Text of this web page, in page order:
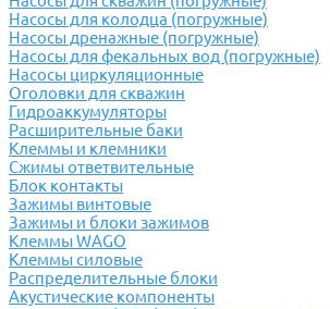
Насосы для колодца (погружные)
Насосы дренажные (погружные)
Насосы для фекальных вод (погружные)
Насосы циркуляционные
Оголовки для скважин
Гидроаккумуляторы
Расширительные баки
Клеммы и клемники
Cжимы ответвительные
Блок контакты
Зажимы винтовые
Зажимы и блоки зажимов
Клеммы WAGO
Клеммы силовые
Распределительные блоки
Акустические компоненты